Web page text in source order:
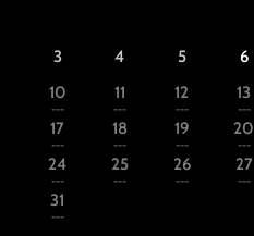
3
4 5 6
10
---
11
---
12
---
13
---
17
---
18
---
19
---
20
---
24
---
25
---
26
---
27
---
31
---